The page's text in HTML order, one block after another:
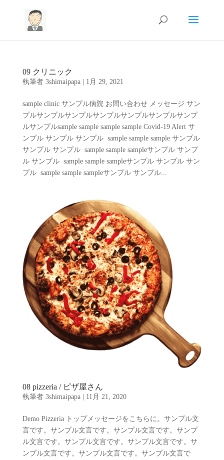
09 クリニック
執筆者 3shimaipapa| 1月 29, 2021
sample clinic サンプル病院 お問い合わせ メッセージ サン
プルサンプルサンプルサンプルサンプルサンプルサンプ
ルサンプルsample sample sample sample Covid-19 Alert サ
ンプル サンプル サンプル sample sample sample サンプル
サンプル サンプル sample sample sampleサンプル サンプ
ル サンプル sample sample sampleサンプル サンプル サン
プル sample sample sampleサンプル サンプル...
08 pizzeria / ピザ屋さん
執筆者 3shimaipapa| 11月 21, 2020
Demo Pizzeria トップメッセージをこちらに。サンプル文
言です。サンプル文言です。サンプル文言です。サンプ
ル文言です。サンプル文言です。サンプル文言です。サ
ンプル文言です。サンプル文言です。サンプル文言で